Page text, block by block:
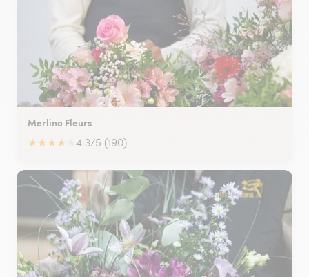
Merlino Fleurs
★★★★ 4.3/5 (190)